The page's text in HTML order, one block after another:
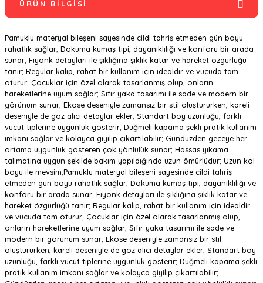
ÜRÜN BILGISI
Pamuklu materyal bileşeni sayesinde cildi tahriş etmeden gün boyu
rahatlık sağlar; Dokuma kumaş tipi, dayanıklılığı ve konforu bir arada
sunar; Fiyonk detayları ile şıklığına şıklık katar ve hareket özgürlüğü
tanır; Regular kalıp, rahat bir kullanım için idealdir ve vücuda tam
oturur; Çocuklar için özel olarak tasarlanmış olup, onların
hareketlerine uyum sağlar; Sıfır yaka tasarımı ile sade ve modern bir
görünüm sunar; Ekose deseniyle zamansız bir stil oluştururken, kareli
deseniyle de göz alıcı detaylar ekler; Standart boy uzunluğu, farklı
vücut tiplerine uygunluk gösterir; Düğmeli kapama şekli pratik kullanım
imkanı sağlar ve kolayca giyilip çıkartılabilir; Gündüzden geceye her
ortama uygunluk gösteren çok yönlülük sunar; Hassas yıkama
talimatına uygun şekilde bakım yapıldığında uzun ömürlüdür; Uzun kol
boyu ile mevsim;Pamuklu materyal bileşeni sayesinde cildi tahriş
etmeden gün boyu rahatlık sağlar; Dokuma kumaş tipi, dayanıklılığı ve
konforu bir arada sunar; Fiyonk detayları ile şıklığına şıklık katar ve
hareket özgürlüğü tanır; Regular kalıp, rahat bir kullanım için idealdir
ve vücuda tam oturur; Çocuklar için özel olarak tasarlanmış olup,
onların hareketlerine uyum sağlar; Sıfır yaka tasarımı ile sade ve
modern bir görünüm sunar; Ekose deseniyle zamansız bir stil
oluştururken, kareli deseniyle de göz alıcı detaylar ekler; Standart boy
uzunluğu, farklı vücut tiplerine uygunluk gösterir; Düğmeli kapama şekli
pratik kullanım imkanı sağlar ve kolayca giyilip çıkartılabilir;